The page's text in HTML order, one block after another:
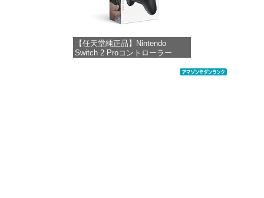
【任天堂純正品】Nintendo
Switch 2 Proコントローラー
価格：¥9,980